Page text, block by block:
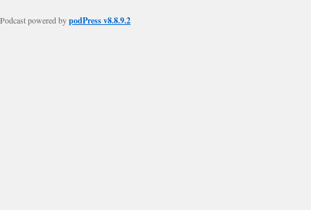
Podcast powered bypodPress v8.8.9.2